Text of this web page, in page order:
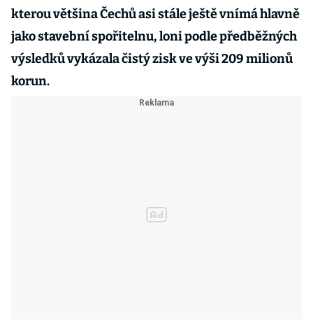
kterou většina Čechů asi stále ještě vnímá hlavně
jako stavební spořitelnu, loni podle předběžných
výsledků vykázala čistý zisk ve výši 209 milionů
korun.